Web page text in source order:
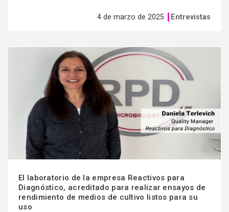
4 de marzo de 2025 Entrevistas
El laboratorio de la empresa Reactivos para
Diagnóstico, acreditado para realizar ensayos de
rendimiento de medios de cultivo listos para su
uso